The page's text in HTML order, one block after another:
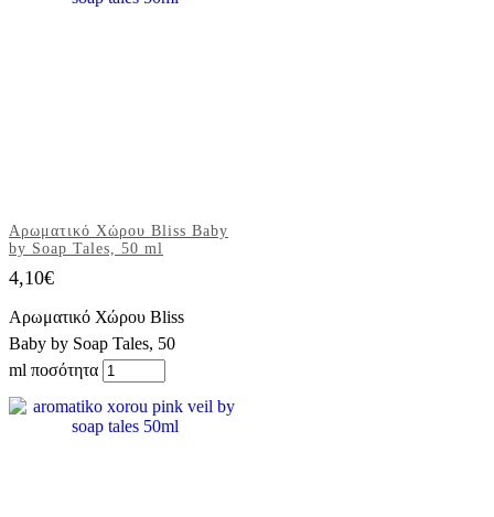
Αρωματικό Χώρου Bliss Baby
by Soap Tales, 50 ml
4,10€
Αρωματικό Χώρου Bliss
Baby by Soap Tales, 50
ml ποσότητα